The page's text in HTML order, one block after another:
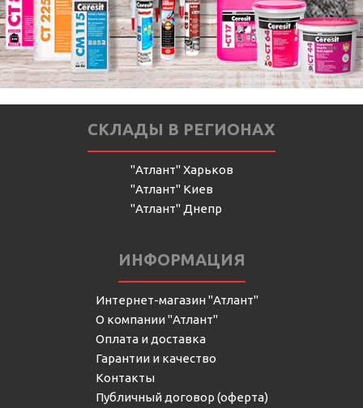
СКЛАДЫ В РЕГИОНАХ
"Атлант" Харьков
"Атлант" Киев
"Атлант" Днепр
ИНФОРМАЦИЯ
Интернет-магазин "Атлант"
О компании "Атлант"
Оплата и доставка
Гарантии и качество
Контакты
Публичный договор (оферта)